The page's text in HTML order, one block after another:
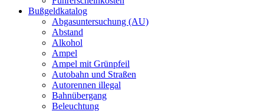
Bußgeldkatalog
Abgasuntersuchung (AU)
Abstand
Alkohol
Ampel
Ampel mit Grünpfeil
Autobahn und Straßen
Autorennen illegal
Bahnübergang
Beleuchtung